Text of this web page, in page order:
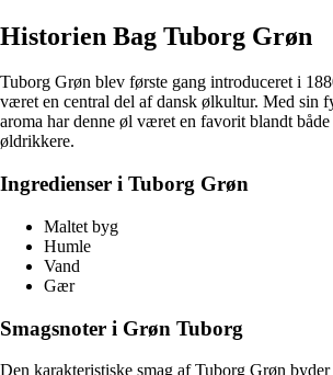
Historien Bag Tuborg Grøn
Tuborg Grøn blev første gang introduceret i
været en central del af dansk ølkultur. Med sin
aroma har denne øl været en favorit blandt
øldrikkere.
Ingredienser i Tuborg Grøn
Maltet byg
Humle
Vand
Gær
Smagsnoter i Grøn Tuborg
Den karakteristiske smag af Tuborg Grøn